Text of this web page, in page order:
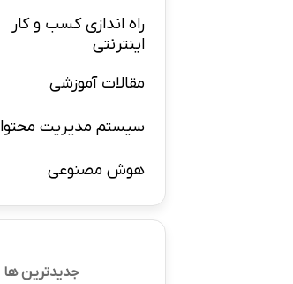
راه اندازی کسب و کار
اینترنتی
مقالات آموزشی
سیستم مدیریت محتوا
هوش مصنوعی
جدیدترین ها